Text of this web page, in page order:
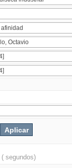
( segundos)